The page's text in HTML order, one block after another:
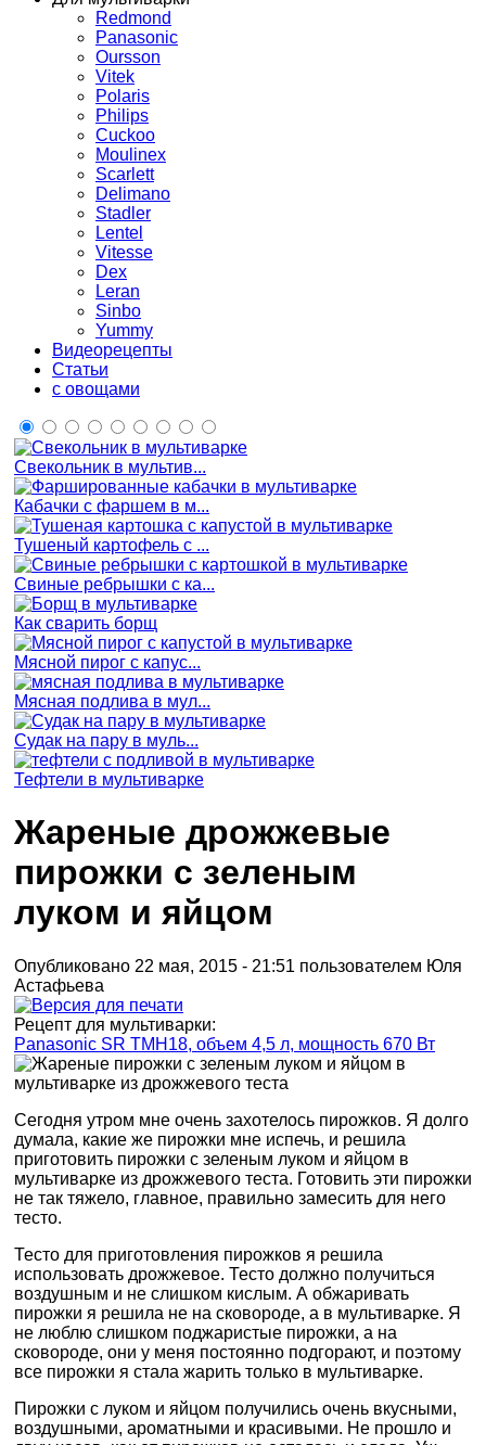
Redmond
Panasonic
Oursson
Vitek
Polaris
Philips
Cuckoo
Moulinex
Scarlett
Delimano
Stadler
Lentel
Vitesse
Dex
Leran
Sinbo
Yummy
Видеорецепты
Статьи
с овощами
Свекольник в мультив...
Кабачки с фаршем в м...
Тушеный картофель с ...
Свиные ребрышки с ка...
Как сварить борщ
Мясной пирог с капус...
Мясная подлива в мул...
Судак на пару в муль...
Тефтели в мультиварке
Жареные дрожжевые
пирожки с зеленым
луком и яйцом
Опубликовано 22 мая, 2015 - 21:51 пользователем Юля
Астафьева
Рецепт для мультиварки:
Panasonic SR TMH18, объем 4,5 л, мощность 670 Вт
Сегодня утром мне очень захотелось пирожков. Я долго
думала, какие же пирожки мне испечь, и решила
приготовить пирожки с зеленым луком и яйцом в
мультиварке из дрожжевого теста. Готовить эти пирожки
не так тяжело, главное, правильно замесить для него
тесто.
Тесто для приготовления пирожков я решила
использовать дрожжевое. Тесто должно получиться
воздушным и не слишком кислым. А обжаривать
пирожки я решила не на сковороде, а в мультиварке. Я
не люблю слишком поджаристые пирожки, а на
сковороде, они у меня постоянно подгорают, и поэтому
все пирожки я стала жарить только в мультиварке.
Пирожки с луком и яйцом получились очень вкусными,
воздушными, ароматными и красивыми. Не прошло и